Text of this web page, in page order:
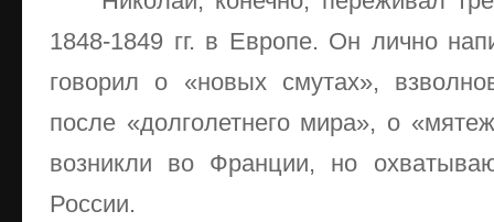
1848-1849 гг. в Европе. Он лично
говорил о «новых смутах»,
после «долголетнего мира», о
возникли во Франции, но
России.